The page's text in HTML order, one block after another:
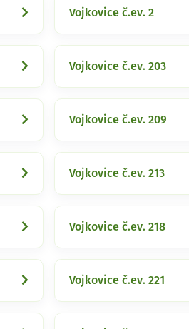
Vojkovice č.ev. 2
Vojkovice č.ev. 203
Vojkovice č.ev. 209
Vojkovice č.ev. 213
Vojkovice č.ev. 218
Vojkovice č.ev. 221